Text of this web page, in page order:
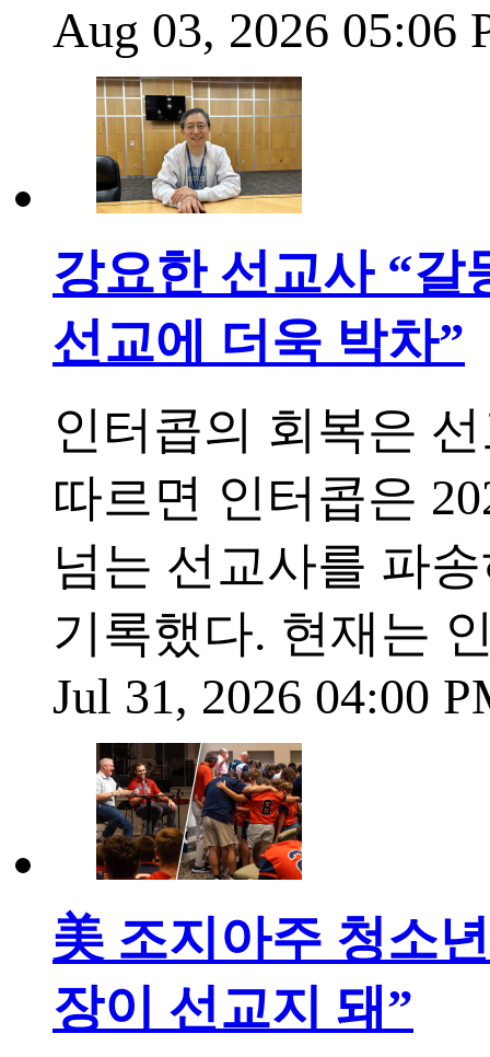
Aug 03, 2026 05:06
강요한 선교사 “
선교에 더욱 박차”
인터콥의 회복은
따르면 인터콥은
넘는 선교사를 파
기록했다. 현재는
Jul 31, 2026 04:00
美 조지아주 청소
장이 선교지 돼”